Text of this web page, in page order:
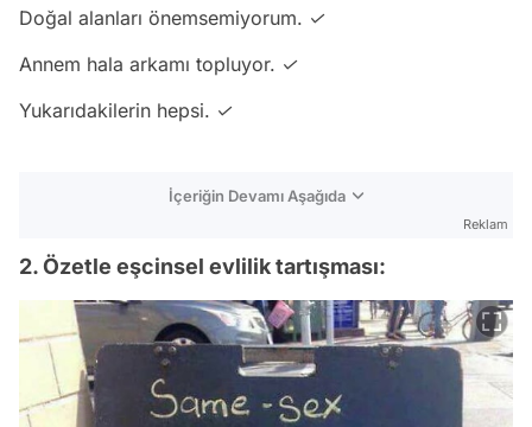
Doğal alanları önemsemiyorum. ✓
Annem hala arkamı topluyor. ✓
Yukarıdakilerin hepsi. ✓
İçeriğin Devamı Aşağıda
Reklam
2. Özetle eşcinsel evlilik tartışması: